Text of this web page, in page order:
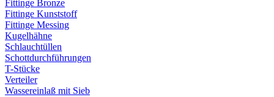
Fittinge Bronze
Fittinge Kunststoff
Fittinge Messing
Kugelhähne
Schlauchtüllen
Schottdurchführungen
T-Stücke
Verteiler
Wassereinlaß mit Sieb